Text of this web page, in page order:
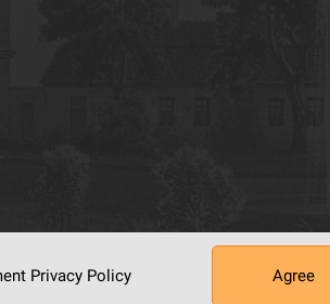
Center
Privacy Policy Agree